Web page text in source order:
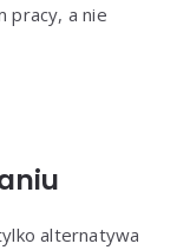
pracy, a nie
alternatywa